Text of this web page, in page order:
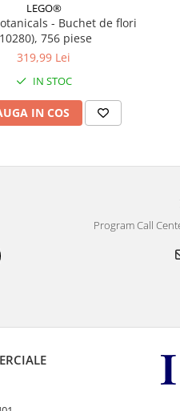
LEGO®
- Buchet de flori
756 piese
319,99 Lei
IN STOC
IN COS
Program Call